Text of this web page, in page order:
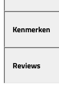
Kenmerken
Reviews